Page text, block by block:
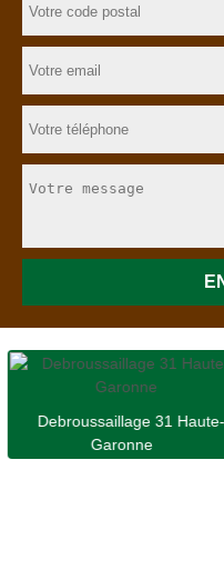
Debroussaillage 31 Haute-
Garonne